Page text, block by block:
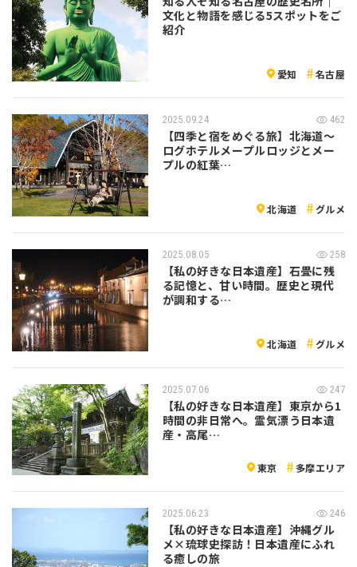
文化と物語を感じる5スポットをご
紹介
愛知 名古屋
2025.09.24 462
【四季と宿をめぐる旅】北海道〜
ログホテルメープルロッジとメー
プルの紅葉…
北海道 グルメ
2025.08.05 258
【私の好きな日本遺産】石畳に残
る記憶と、甘い時間。歴史と現代
が調和する…
北海道 グルメ
2025.07.06 247
【私の好きな日本遺産】東京から1
時間の非日常へ。霊気漂う日本遺
産・高尾…
東京 多摩エリア
2025.06.23 246
【私の好きな日本遺産】沖縄グル
メ×琉球史探訪！日本遺産にふれ
る癒しの旅